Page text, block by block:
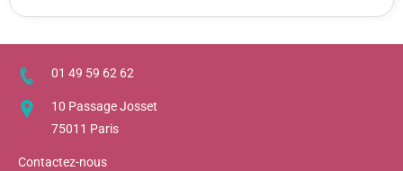
01 49 59 62 62
10 Passage Josset
75011 Paris
Contactez-nous